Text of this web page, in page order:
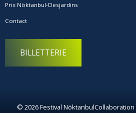
Prix Nöktanbul-Desjardins
Contact
BILLETTERIE
© 2026 Festival NöktanbulCollaboration